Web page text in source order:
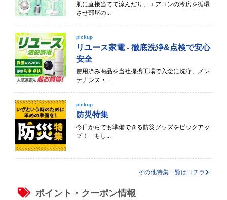
肌に直接当てて涼んだり、エアコンの冷房を循環
させ部屋の...
pickup
リユース家電 - 徹底洗浄&点検で安心
安全
使用済み商品を当社提携工場で入念に洗浄、メン
テナンス・...
pickup
防災特集
今日からでも準備できる防災グッズをピックアッ
プ！「もし...
その他特集一覧はコチラ
ポイント・クーポン情報